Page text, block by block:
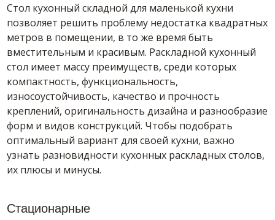
Стол кухонный складной для маленькой кухни
позволяет решить проблему недостатка квадратных
метров в помещении, в то же время быть
вместительным и красивым. Раскладной кухонный
стол имеет массу преимуществ, среди которых
компактность, функциональность,
износоустойчивость, качество и прочность
креплений, оригинальность дизайна и разнообразие
форм и видов конструкций. Чтобы подобрать
оптимальный вариант для своей кухни, важно
узнать разновидности кухонных раскладных столов,
их плюсы и минусы.
Стационарные